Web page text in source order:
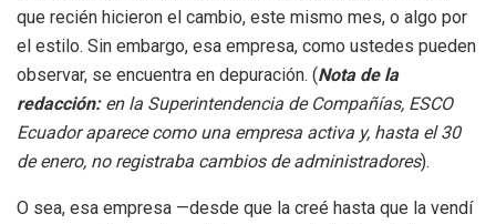
que recién hicieron el cambio, este mismo mes, o algo por
el estilo. Sin embargo, esa empresa, como ustedes pueden
observar, se encuentra en depuración. (Nota de la
redacción:en la Superintendencia de Compañías, ESCO
Ecuador aparece como una empresa activa y, hasta el 30
de enero, no registraba cambios de administradores).
O sea, esa empresa —desde que la creé hasta que la vendí